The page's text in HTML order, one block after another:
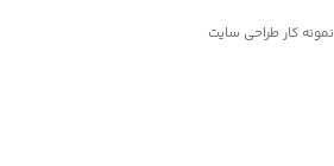
نمونه کار طراحی سایت